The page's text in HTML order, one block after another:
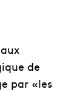
de
par «les